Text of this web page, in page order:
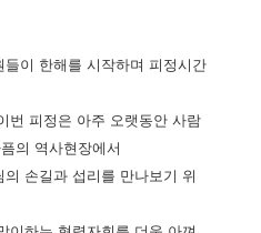
이 한해를 시작하며 피정시간
번 피정은 아주 오랫동안 사람
의 역사현장에서
손길과 섭리를 만나보기 위